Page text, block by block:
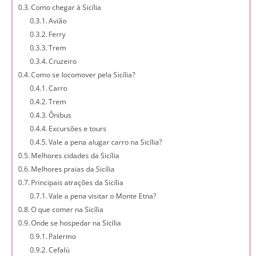
Como chegar à Sicília
Avião
Ferry
Trem
Cruzeiro
Como se locomover pela Sicília?
Carro
Trem
Ônibus
Excursões e tours
Vale a pena alugar carro na Sicília?
Melhores cidades da Sicília
Melhores praias da Sicília
Principais atrações da Sicília
Vale a pena visitar o Monte Etna?
O que comer na Sicília
Onde se hospedar na Sicília
Palermo
Cefalù